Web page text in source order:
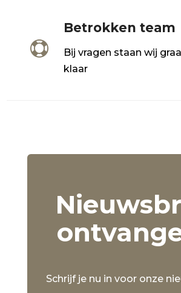

Betrokken team
Bij vragen staan wij
klaar
Schrijf je nu in voor onze